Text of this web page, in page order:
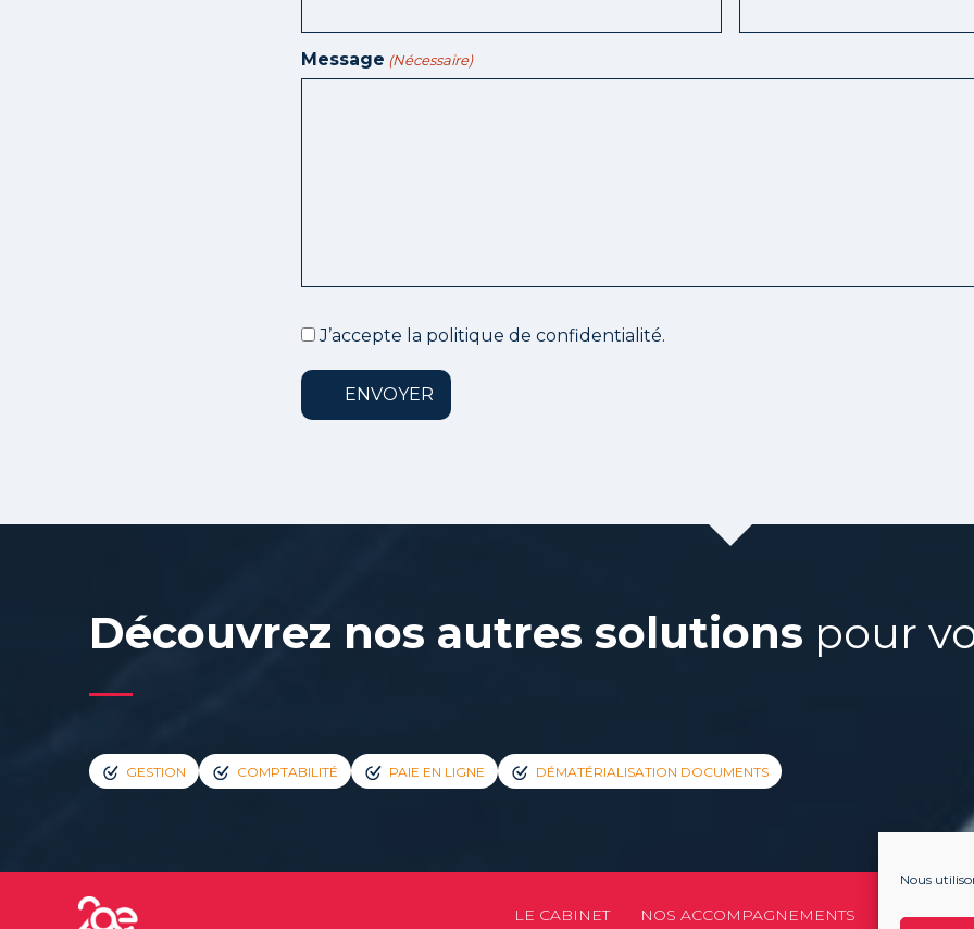
Nous
Message (Nécessaire)
J’accepte la politique de confidentialité.
Découvrez nos autres solutions pour
GESTION COMPTABILITÉ PAIE EN LIGNE DÉMATÉRIALISATION DOCUMENTS
Footer
LE CABINET NOS ACCOMPAGNEMENTS NOS